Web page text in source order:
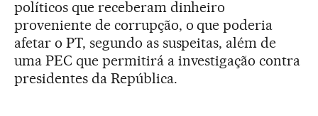
políticos que receberam dinheiro
proveniente de corrupção, o que poderia
afetar o PT, segundo as suspeitas, além de
uma PEC que permitirá a investigação contra
presidentes da República.